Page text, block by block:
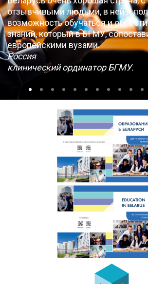
отзывчивыми людьми, в ней я
возможность обучаться и
знаний, который в БГМУ,
европейскими вузами.
Россия
клинический ординатор БГМУ.